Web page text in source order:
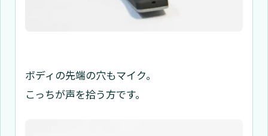
ボディの先端の穴もマイク。
こっちが声を拾う方です。